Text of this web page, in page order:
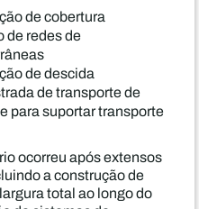
de cobertura
de redes de
de descida
de transporte de
para suportar transporte
ocorreu após extensos
a construção de
total ao longo do